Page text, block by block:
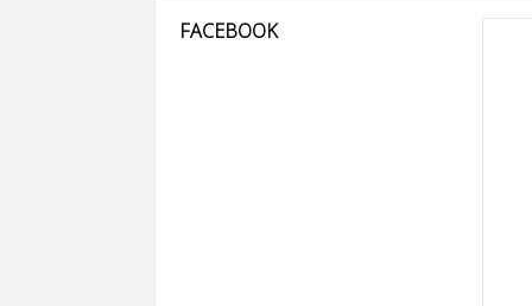
FACEBOOK